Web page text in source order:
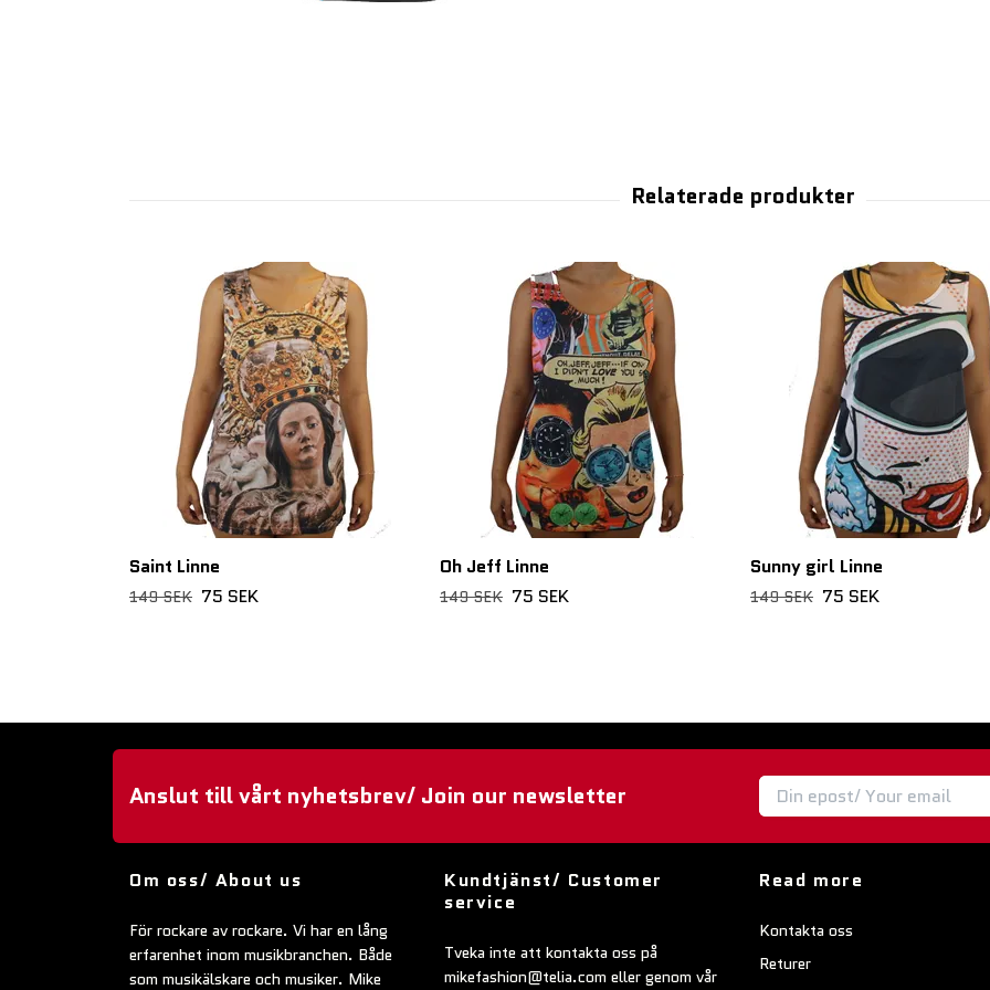
Saint Linne
149 SEK 75 SEK
Oh Jeff Linne
149 SEK 75 SEK
Sunny girl Linne
149 SEK 75 SEK
Anslut till vårt nyhetsbrev/ Join our newsletter
Om oss/ About us
För rockare av rockare. Vi har en lång
erfarenhet inom musikbranchen. Både
som musikälskare och musiker. Mike
Kundtjänst/ Customer
service
Tveka inte att kontakta oss på
mikefashion@telia.com eller genom vår
Read more
Kontakta oss
Returer